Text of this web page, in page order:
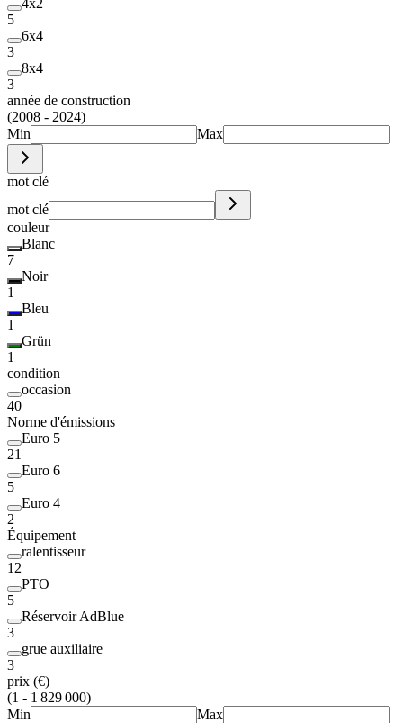
5
6x4
3
8x4
3
année de construction
(2008 - 2024)
Min
Max
mot clé
mot clé
couleur
Blanc
7
Noir
1
Bleu
1
Grün
1
condition
occasion
40
Norme d'émissions
Euro 5
21
Euro 6
5
Euro 4
2
Équipement
ralentisseur
12
PTO
5
Réservoir AdBlue
3
grue auxiliaire
3
prix (€)
(1 - 1 829 000)
Min
Max